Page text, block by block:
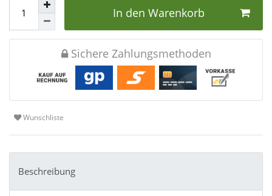
In den Warenkorb
Sichere Zahlungsmethoden
Wunschliste
Beschreibung